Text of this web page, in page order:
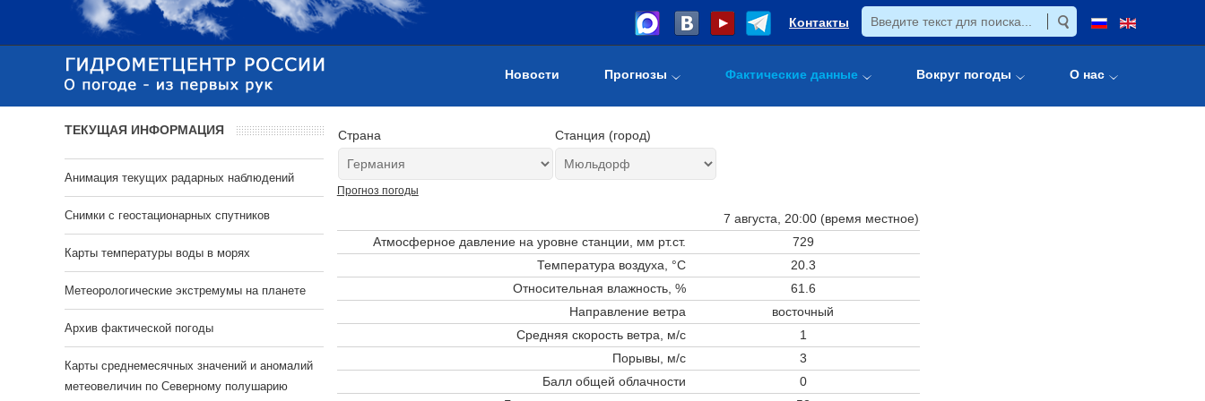
Контакты
Новости Прогнозы Фактические данные Вокруг погоды О нас
Страна Станция (город)
Прогноз погоды
7 августа, 20:00 (время местное)
Атмосферное давление на уровне станции, мм рт.ст.
729
Температура воздуха, °C
20.3
Относительная влажность, %
61.6
Направление ветра
восточный
Средняя скорость ветра, м/с
1
Порывы, м/с
3
Балл общей облачности
0
ТЕКУЩАЯ ИНФОРМАЦИЯ
Анимация текущих радарных наблюдений
Cнимки с геостационарных спутников
Карты температуры воды в морях
Метеорологические экстремумы на планете
Архив фактической погоды
Карты среднемесячных значений и аномалий
метеовеличин по Северному полушарию